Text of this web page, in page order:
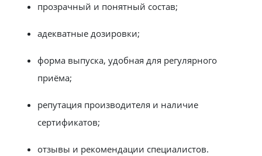
прозрачный и понятный состав;
адекватные дозировки;
форма выпуска, удобная для регулярного
приёма;
репутация производителя и наличие
сертификатов;
отзывы и рекомендации специалистов.